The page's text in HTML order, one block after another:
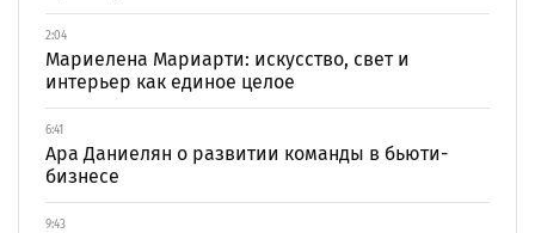
2:04
Мариелена Мариарти: искусство, свет и
интерьер как единое целое
6:41
Ара Даниелян о развитии команды в бьюти-
бизнесе
9:43